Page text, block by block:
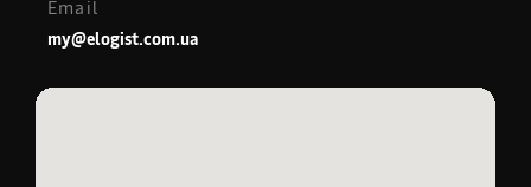
Email
my@elogist.com.ua